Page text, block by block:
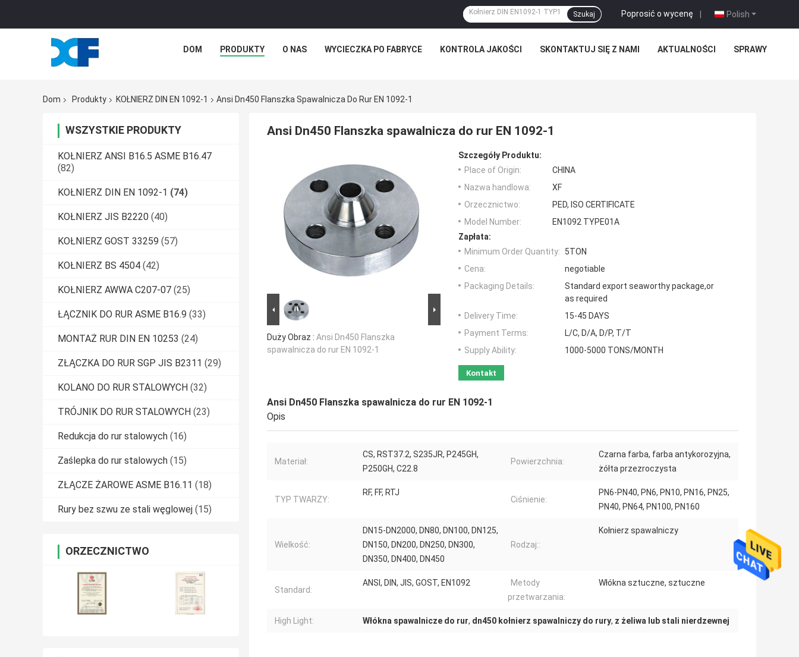
Polish
Poprosić o wycenę |
Szukaj
DOM PRODUKTY O NAS WYCIECZKA PO FABRYCE KONTROLA JAKOŚCI SKONTAKTUJ SIĘ Z NAMI AKTUALNOŚCI SPRAWY
Dom Produkty KOŁNIERZ DIN EN 1092-1 Ansi Dn450 Flanszka Spawalnicza Do Rur EN 1092-1
WSZYSTKIE PRODUKTY
KOŁNIERZ ANSI B16.5 ASME B16.47
(82)
KOŁNIERZ DIN EN 1092-1 (74)
KOŁNIERZ JIS B2220 (40)
KOŁNIERZ GOST 33259 (57)
KOŁNIERZ BS 4504 (42)
KOŁNIERZ AWWA C207-07 (25)
ŁĄCZNIK DO RUR ASME B16.9 (33)
MONTAŻ RUR DIN EN 10253 (24)
ZŁĄCZKA DO RUR SGP JIS B2311 (29)
KOLANO DO RUR STALOWYCH (32)
TRÓJNIK DO RUR STALOWYCH (23)
Redukcja do rur stalowych (16)
Zaślepka do rur stalowych (15)
ZŁĄCZE ŻAROWE ASME B16.11 (18)
Rury bez szwu ze stali węglowej (15)
ORZECZNICTWO
Ansi Dn450 Flanszka spawalnicza do rur EN 1092-1
Duży Obraz : Ansi Dn450 Flanszka
spawalnicza do rur EN 1092-1
Szczegóły Produktu:
Place of Origin:
CHINA
Nazwa handlowa:
XF
Orzecznictwo:
PED, ISO CERTIFICATE
Model Number:
EN1092 TYPE01A
Zapłata:
Minimum Order Quantity:
5TON
Cena:
negotiable
Packaging Details:
Standard export seaworthy package,or
as required
Delivery Time:
15-45 DAYS
Payment Terms:
L/C, D/A, D/P, T/T
Supply Ability:
1000-5000 TONS/MONTH
Kontakt
Ansi Dn450 Flanszka spawalnicza do rur EN 1092-1
Opis
Materiał:
CS, RST37.2, S235JR, P245GH,
P250GH, C22.8
Powierzchnia:
Czarna farba, farba antykorozyjna,
żółta przezroczysta
TYP TWARZY:
RF, FF, RTJ
Ciśnienie:
PN6-PN40, PN6, PN10, PN16, PN25,
PN40, PN64, PN100, PN160
Wielkość:
DN15-DN2000, DN80, DN100, DN125,
DN150, DN200, DN250, DN300,
DN350, DN400, DN450
Rodzaj::
Kołnierz spawalniczy
Standard:
ANSI, DIN, JIS, GOST, EN1092
Metody
przetwarzania:
Włókna sztuczne, sztuczne
High Light: Włókna spawalnicze do rur, dn450 kołnierz spawalniczy do rury, z żeliwa lub stali nierdzewnej